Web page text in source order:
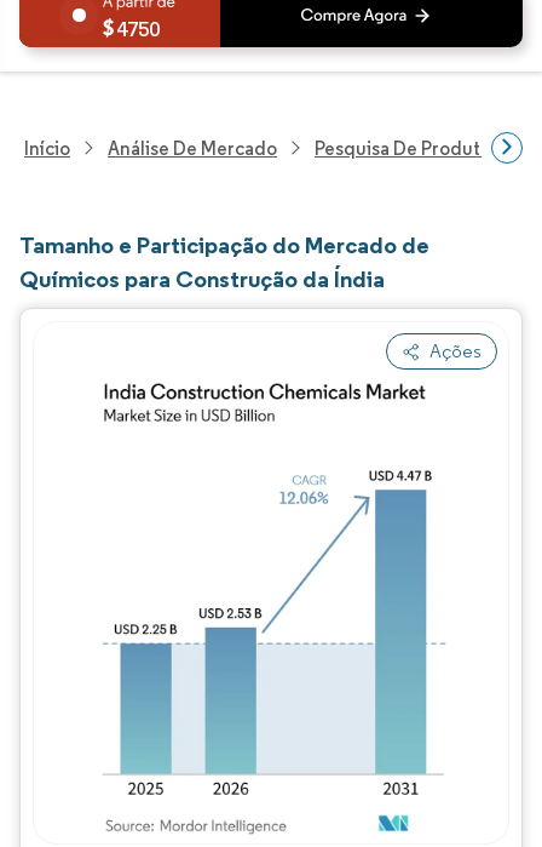
4750
Início Análise De Mercado Pesquisa De Produtos
Tamanho e Participação do Mercado de
Químicos para Construção da Índia
Ações
Imagem © Mordor Intelligence. O reuso